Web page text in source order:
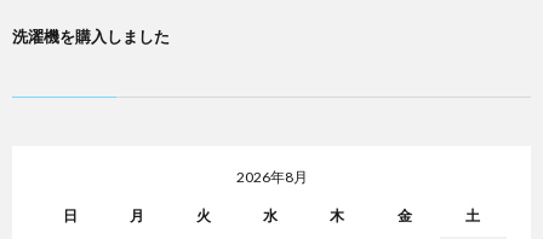
洗濯機を購入しました
2026年8月
日 月 火 水 木 金 土